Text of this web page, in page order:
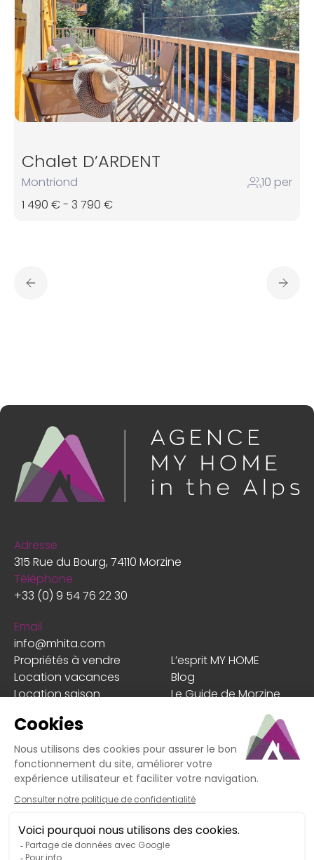
Chalet D’ARDENT
Montriond
10 per
1 490 € - 3 790 €
Propriétés à vendre
L’esprit MY HOME
Location vacances
Blog
Location saison
Le Guide de Morzine
Faire gérer mon bien
Adresse
315 Rue du Bourg, 74110 Morzine
Téléphone
+33 (0) 9 54 76 22 30
Email
info@mhita.com
En cas de litige non résolu avec notre service, vous
pouvez recourir à la médiation de la
consommation. Médiateur : MTV Médiation Tourisme
Voyage, adresse : BP 80 303 – 75 823 Paris Cedex 17,
site internet :https://www.mtv.travel. Vous pouvez
saisir ce médiateur gratuitement afin de trouver une